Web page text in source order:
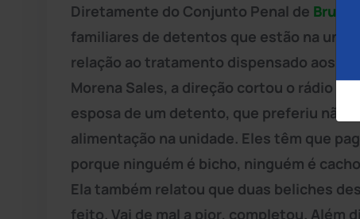
Diretamente do Conjunto Penal de
familiares de detentos que estão na
relação ao tratamento dispensado aos
Morena Sales, a direção cortou o rádio e
esposa de um detento, que preferiu não
alimentação na unidade. Eles têm que
porque ninguém é bicho, ninguém é
Ela também relatou que duas beliches
feito. Vai de mal a pior, completou.